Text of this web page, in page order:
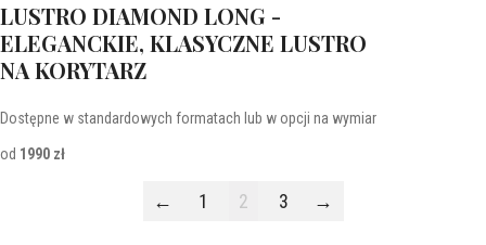
LUSTRO DIAMOND LONG -
ELEGANCKIE, KLASYCZNE LUSTRO
NA KORYTARZ
Dostępne w standardowych formatach lub w opcji na wymiar
od 1990 zł
← 1 2 3 →